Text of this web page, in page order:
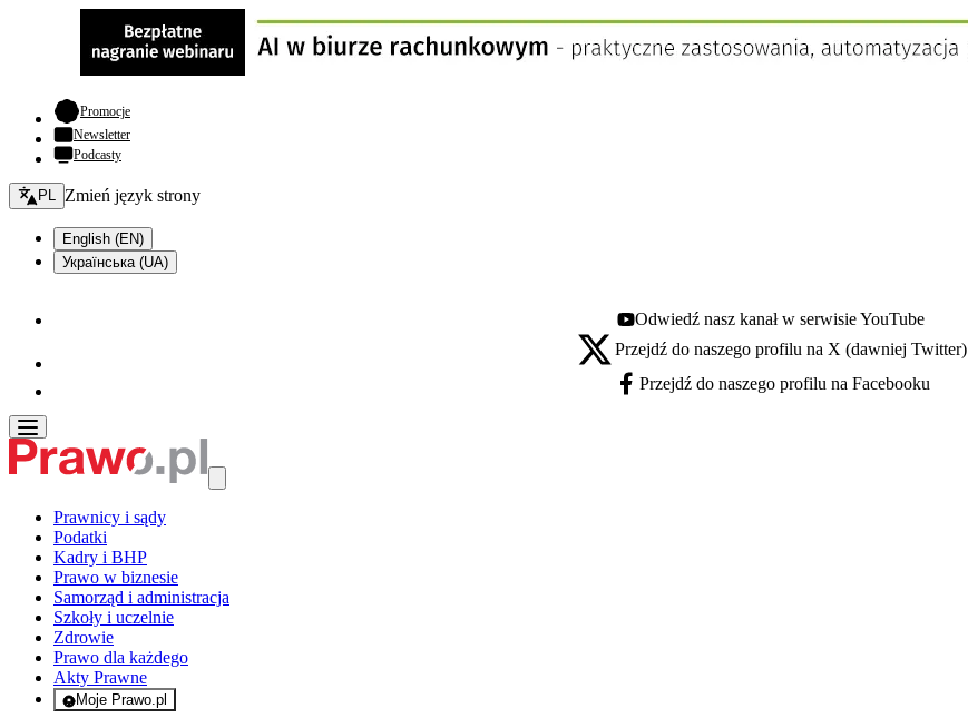
Promocje- otwiera się w nowej karcie
Newsletter
Podcasty
Zmień język - bieżący:
PL Zmień język strony
English (EN)
Українська (UA)
Youtube - otwiera się w nowej karcie
Odwiedź nasz kanał w serwisie YouTube
X - otwiera się w nowej karcie
Przejdź do naszego profilu na X (dawniej Twitter)
Facebook - otwiera się w nowej karcie
Przejdź do naszego profilu na Facebooku
Prawnicy i sądy
Podatki
Kadry i BHP
Prawo w biznesie
Samorząd i administracja
Szkoły i uczelnie
Zdrowie
Prawo dla każdego
Akty Prawne
Moje Prawo.pl
- rejestracja i logowanie do serwisu